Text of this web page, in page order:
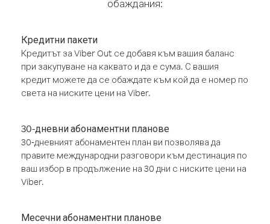
обаждания:
Кредитни пакети
Кредитът за Viber Out се добавя към вашия баланс
при закупуване на каквато и да е сума. С вашия
кредит можете да се обаждате към кой да е номер по
света на ниските цени на Viber.
30-дневни абонаментни планове
30-дневният абонаментен план ви позволява да
правите международни разговори към дестинация по
ваш избор в продължение на 30 дни с ниските цени на
Viber.
Месечни абонаментни планове